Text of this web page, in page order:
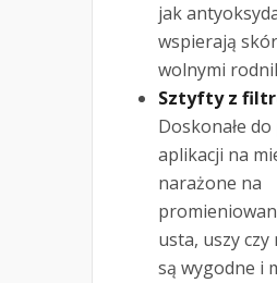
jak
wspierają
wolnymi
Sztyfty z
Doskonałe
aplikacji na
narażone na
usta, uszy czy
są wygodne i